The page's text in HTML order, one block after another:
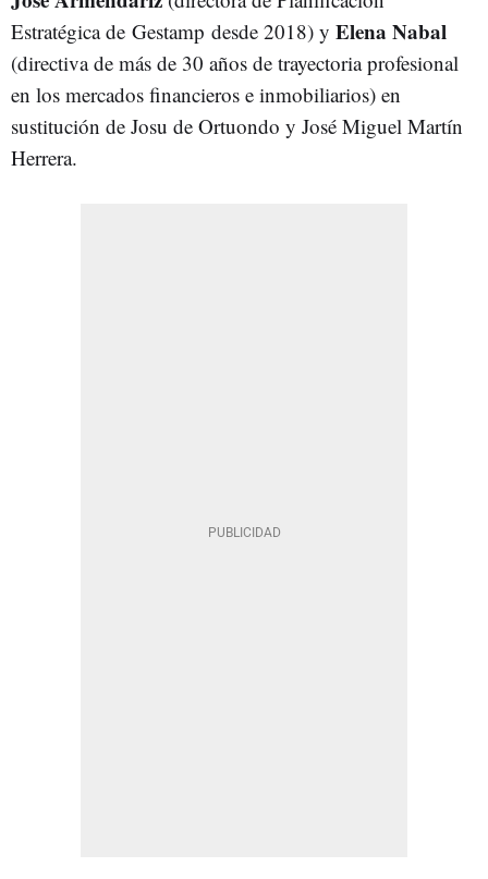
Estratégica de Gestamp desde 2018) y Elena Nabal
(directiva de más de 30 años de trayectoria profesional
en los mercados financieros e inmobiliarios) en
sustitución de Josu de Ortuondo y José Miguel Martín
Herrera.